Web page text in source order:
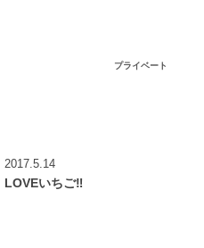
プライベート
2017.5.14
LOVEいちご‼︎